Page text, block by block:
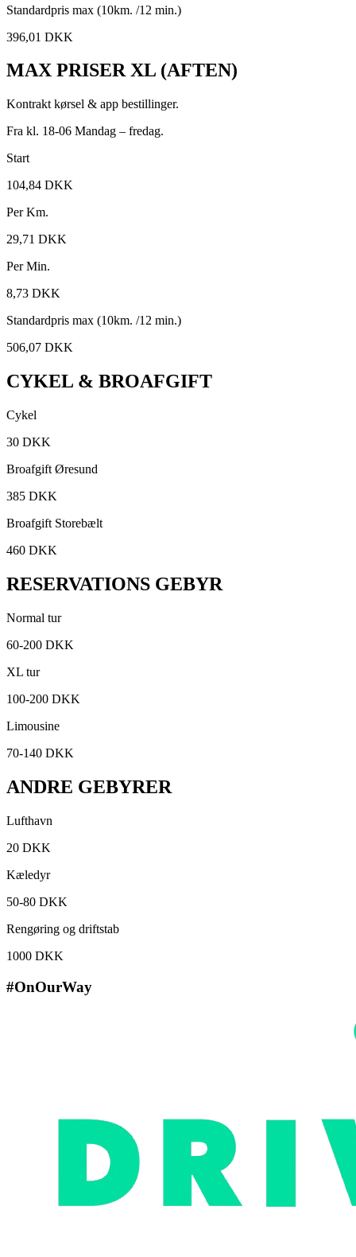
Standardpris max (10km. /12 min.)
396,01 DKK
MAX PRISER XL (AFTEN)
Kontrakt kørsel & app bestillinger.
Fra kl. 18-06 Mandag – fredag.
Start
104,84 DKK
Per Km.
29,71 DKK
Per Min.
8,73 DKK
Standardpris max (10km. /12 min.)
506,07 DKK
CYKEL & BROAFGIFT
Cykel
30 DKK
Broafgift Øresund
385 DKK
Broafgift Storebælt
460 DKK
RESERVATIONS GEBYR
Normal tur
60-200 DKK
XL tur
100-200 DKK
Limousine
70-140 DKK
ANDRE GEBYRER
Lufthavn
20 DKK
Kæledyr
50-80 DKK
Rengøring og driftstab
1000 DKK
#OnOurWay